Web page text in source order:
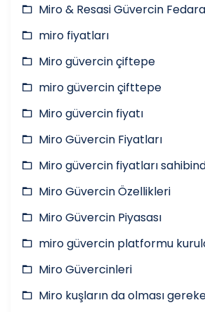
Miro & Resasi Güvercin
miro fiyatları
Miro güvercin çiftepe
miro güvercin çifttepe
Miro güvercin fiyatı
Miro Güvercin Fiyatları
Miro güvercin fiyatları
Miro Güvercin Özellikleri
Miro Güvercin Piyasası
miro güvercin platformu
Miro Güvercinleri
Miro kuşların da olması